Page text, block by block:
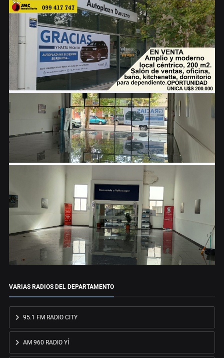
VARIAS RADIOS DEL DEPARTAMENTO
95.1 FM RADIO CITY
AM 960 RADIO YÍ